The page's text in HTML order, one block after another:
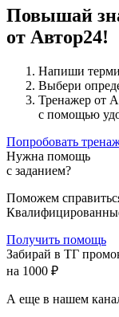
Повышай
от Автор24!
Напиши
Выбери
Тренажер от
с помощью
Попробовать
Нужна помощь
с заданием?
Поможем
Получить помощь
Забирай в ТГ
на 1000 ₽
А еще в нашем